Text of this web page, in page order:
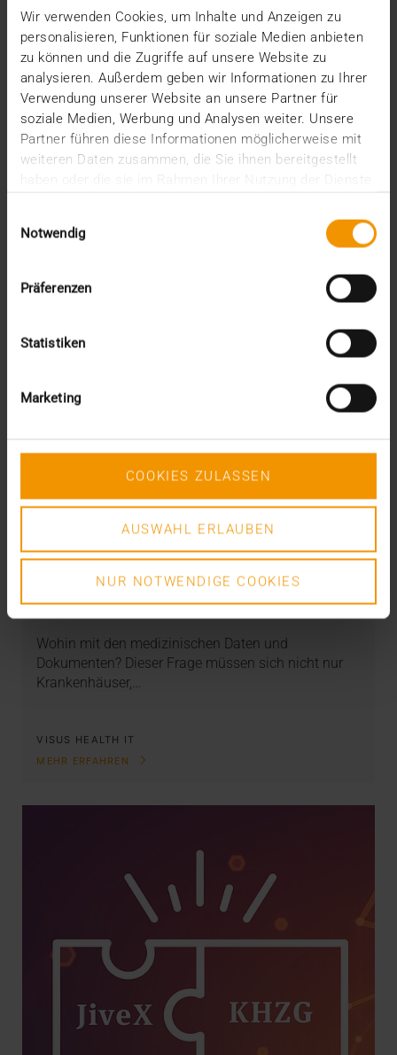
Wir verwenden Cookies, um Inhalte und Anzeigen zu
personalisieren, Funktionen für soziale Medien anbieten
zu können und die Zugriffe auf unsere Website zu
analysieren. Außerdem geben wir Informationen zu Ihrer
Verwendung unserer Website an unsere Partner für
soziale Medien, Werbung und Analysen weiter. Unsere
Partner führen diese Informationen möglicherweise mit
weiteren Daten zusammen, die Sie ihnen bereitgestellt
Notwendig
Präferenzen
Statistiken
Marketing
COOKIES ZULASSEN
AUSWAHL ERLAUBEN
NUR NOTWENDIGE COOKIES
In der Bundesliga läuft es für Werder Bremen aktuell
deutlich besser als in der Saison zuvor. Und…
VISUS HEALTH IT
MEHR ERFAHREN
Archivlösung in Rehazentren: Das HCM
als KIS-Kompagnon
Wohin mit den medizinischen Daten und
Dokumenten? Dieser Frage müssen sich nicht nur
Krankenhäuser,…
VISUS HEALTH IT
MEHR ERFAHREN